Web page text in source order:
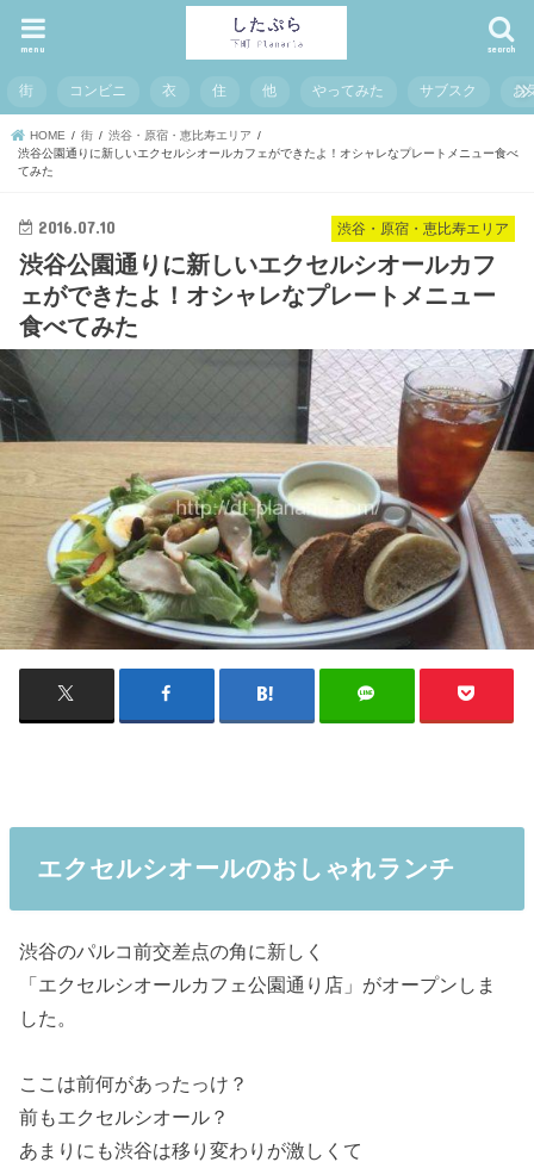
search
menu
街 コンビニ 衣 住 他 やってみた サブスク お
HOME 街
渋谷・原宿・恵比寿エリア
渋谷公園通りに新しいエクセルシオールカフェができたよ！オシャレなプレートメニュー食べ
てみた
渋谷・原宿・恵比寿エリア
2016.07.10
渋谷公園通りに新しいエクセルシオールカフ
ェができたよ！オシャレなプレートメニュー
食べてみた
エクセルシオールのおしゃれランチ
渋谷のパルコ前交差点の角に新しく
「エクセルシオールカフェ公園通り店」がオープンしま
した。
ここは前何があったっけ？
前もエクセルシオール？
あまりにも渋谷は移り変わりが激しくて